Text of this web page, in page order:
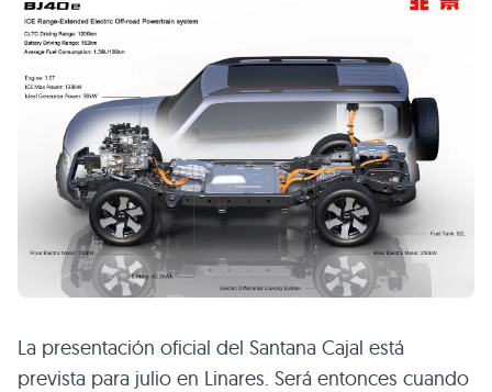
La presentación oficial del Santana Cajal está
prevista para julio en Linares. Será entonces cuando